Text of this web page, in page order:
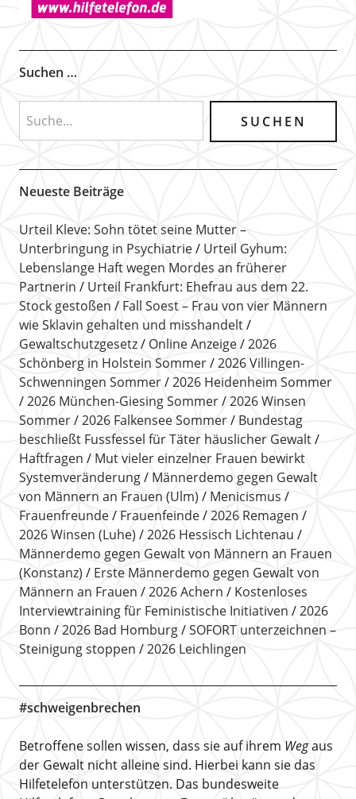
Suchen …
Neueste Beiträge
Urteil Kleve: Sohn tötet seine Mutter –
Unterbringung in Psychiatrie
Urteil Gyhum:
Lebenslange Haft wegen Mordes an früherer
Partnerin
Urteil Frankfurt: Ehefrau aus dem 22.
Stock gestoßen
Fall Soest – Frau von vier Männern
wie Sklavin gehalten und misshandelt
Gewaltschutzgesetz
Online Anzeige
2026
Schönberg in Holstein Sommer
2026 Villingen-
Schwenningen Sommer
2026 Heidenheim Sommer
2026 München-Giesing Sommer
2026 Winsen
Sommer
2026 Falkensee Sommer
Bundestag
beschließt Fussfessel für Täter häuslicher Gewalt
Haftfragen
Mut vieler einzelner Frauen bewirkt
Systemveränderung
Männerdemo gegen Gewalt
von Männern an Frauen (Ulm)
Menicismus
Frauenfreunde
Frauenfeinde
2026 Remagen
2026 Winsen (Luhe)
2026 Hessisch Lichtenau
Männerdemo gegen Gewalt von Männern an Frauen
(Konstanz)
Erste Männerdemo gegen Gewalt von
Männern an Frauen
2026 Achern
Kostenloses
Interviewtraining für Feministische Initiativen
2026
Bonn
2026 Bad Homburg
SOFORT unterzeichnen –
Steinigung stoppen
2026 Leichlingen
#schweigenbrechen
Betroffene sollen wissen, dass sie auf ihrem Wegaus
der Gewalt nicht alleine sind. Hierbei kann sie das
Hilfetelefon unterstützen. Das bundesweite